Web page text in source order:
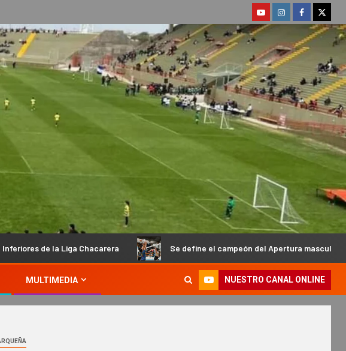
Se define el campeón del Apertura masculino de la Federación
MULTIMEDIA NUESTRO CANAL ONLINE